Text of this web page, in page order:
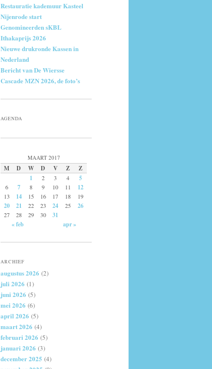
Restauratie kademuur Kasteel
Nijenrode start
Genomineerden sKBL
Ithakaprijs 2026
Nieuwe drukronde Kassen in
Nederland
Bericht van De Wiersse
Cascade MZN 2026, de foto’s
AGENDA
MAART 2017
M D W D V Z
Z
1
2 3 4 5
6 7 8 9 10 11 12
13 14 15 16 17 18 19
20 21 22 23 24 25 26
27 28 29 30
31
« feb
apr »
ARCHIEF
augustus 2026 (2)
juli 2026 (1)
juni 2026 (5)
mei 2026 (6)
april 2026 (5)
maart 2026 (4)
februari 2026 (5)
januari 2026 (3)
december 2025 (4)